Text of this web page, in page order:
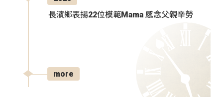
長濱鄉表揚22位模範Mama 感念父親辛勞
more